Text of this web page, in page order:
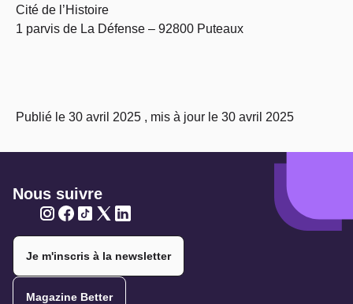
Cité de l’Histoire
1 parvis de La Défense – 92800 Puteaux
Publié le 30 avril 2025 , mis à jour le 30 avril 2025
Nous suivre
Je m'inscris à la newsletter
Magazine Better